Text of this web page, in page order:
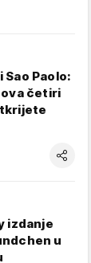
Sao Paolo:
četiri
izdanje
u